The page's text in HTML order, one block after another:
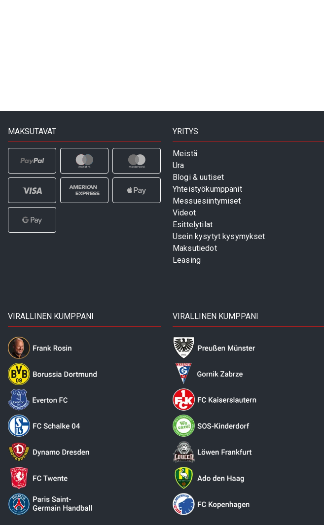
MAKSUTAVAT YRITYS
Meistä
Ura
Blogi & uutiset
Yhteistyökumppanit
Messuesiintymiset
Videot
Esittelytilat
Usein kysytyt kysymykset
Maksutiedot
Leasing
VIRALLINEN KUMPPANI VIRALLINEN KUMPPANI